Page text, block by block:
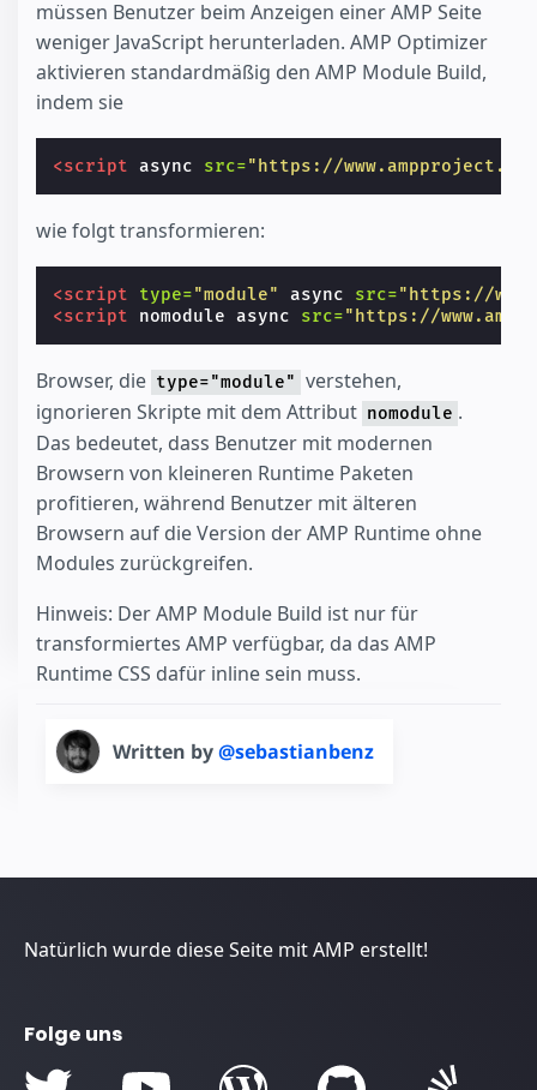
müssen Benutzer beim Anzeigen einer AMP Seite
weniger JavaScript herunterladen. AMP Optimizer
aktivieren standardmäßig den AMP Module Build,
indem sie
<script async src="https://
wie folgt transformieren:
<script type="module" async src="https://
<script
nomodule async src="https://
Browser, die type="module" verstehen,
ignorieren Skripte mit dem Attribut nomodule .
Das bedeutet, dass Benutzer mit modernen
Browsern von kleineren Runtime Paketen
profitieren, während Benutzer mit älteren
Browsern auf die Version der AMP Runtime ohne
Modules zurückgreifen.
Hinweis: Der AMP Module Build ist nur für
transformiertes AMP verfügbar, da das AMP
Runtime CSS dafür inline sein muss.
Written by@sebastianbenz
Natürlich wurde diese Seite mit AMP erstellt!
Folge uns